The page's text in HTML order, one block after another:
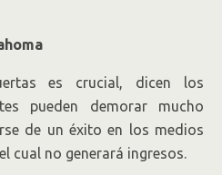
es crucial, dicen los
pueden demorar mucho
de un éxito en los medios
cual no generará ingresos.